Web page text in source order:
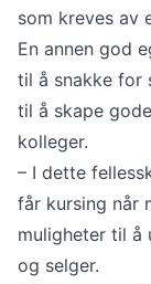
som kreves av
En annen god
til å snakke for
til å skape
kolleger.
– I dette
får kursing når
muligheter til å
og selger.